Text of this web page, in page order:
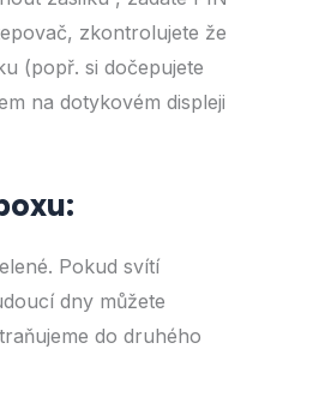
zkontrolujete že
(popř. si dočepujete
na dotykovém displeji
Pokud svítí
dny můžete
do druhého